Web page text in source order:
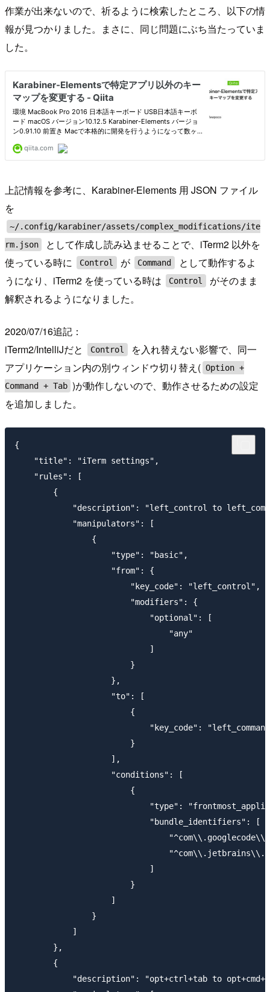
作業が出来ないので、祈るように検索したところ、以下の情
報が見つかりました。まさに、同じ問題にぶち当たっていま
した。
上記情報を参考に、Karabiner-Elements 用 JSON ファイル
を
~/.config/karabiner/assets/complex_modifications/ite
rm.json
として作成し読み込ませることで、iTerm2 以外を
使っている時に
Control が Command
として動作するよ
うになり、iTerm2 を使っている時は
Control
がそのまま
解釈されるようになりました。
2020/07/16追記：
iTerm2/IntelliJだと
Control
を入れ替えない影響で、同一
アプリケーション内の別ウィンドウ切り替え( Option +
Command + Tab )が動作しないので、動作させるための設定
を追加しました。
{
    "title": "iTerm settings",
    "rules": [
        {
"description": "left_control to
            "manipulators": [
                {
                    "type": "basic",
                    "from": {
                        "key_code": "left_control",
                        "modifiers": {
                            "optional": [
                                "any"
                            ]
                        }
                    },
                    "to": [
                        {
"key_code":
                        }
                    ],
                    "conditions": [
                        {
"type":
                            "bundle_identifiers": [
                            ]
                        }
                    ]
                }
            ]
        },
        {
"description": "opt+ctrl+tab to